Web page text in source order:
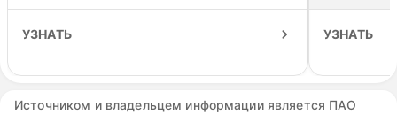
УЗНАТЬ
П16
УЗНАТЬ
Источником и владельцем информации является ПАО